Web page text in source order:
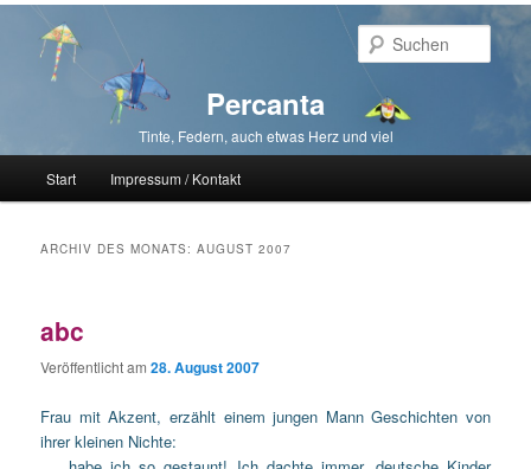
Percanta
Tinte, Federn, auch etwas Herz und viel
Zum primären Inhalt springen
Zum sekundären Inhalt springen
Start Impressum / Kontakt
ARCHIV DES MONATS:AUGUST 2007
abc
Veröffentlicht am28. August 2007
Frau mit Akzent, erzählt einem jungen Mann Geschichten von
ihrer kleinen Nichte: